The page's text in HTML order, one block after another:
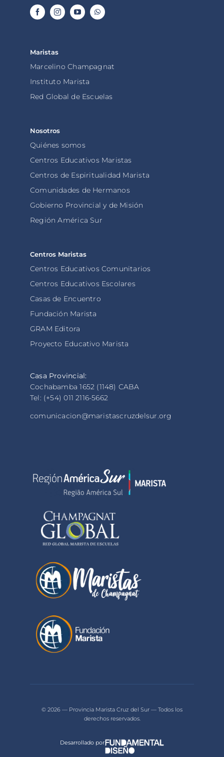
Maristas
Marcelino Champagnat
Instituto Marista
Red Global de Escuelas
Nosotros
Quiénes somos
Centros Educativos Maristas
Centros de Espiritualidad Marista
Comunidades de Hermanos
Gobierno Provincial y de Misión
Región América Sur
Centros Maristas
Centros Educativos Comunitarios
Centros Educativos Escolares
Casas de Encuentro
Fundación Marista
GRAM Editora
Proyecto Educativo Marista
Casa Provincial:
Cochabamba 1652 (1148) CABA
Tel: (+54) 011 2116-5662
comunicacion@maristascruzdelsur.org
© 2026 — Provincia Marista Cruz del Sur — Todos los
derechos reservados.
Desarrollado por